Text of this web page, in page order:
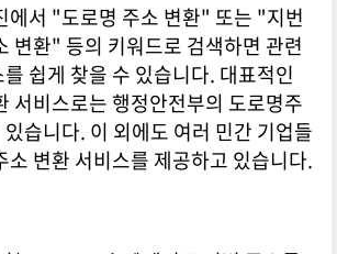
에서 "도로명 주소 변환" 또는 "지번
변환" 등의 키워드로 검색하면 관련
쉽게 찾을 수 있습니다. 대표적인
서비스로는 행정안전부의 도로명주
습니다. 이 외에도 여러 민간 기업들
소 변환 서비스를 제공하고 있습니다.